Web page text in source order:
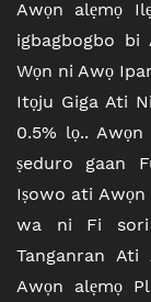
Awọn alẹmọ
igbagbogbo
Wọn ni Awọ
Itọju Giga Ati
0.5% lọ..
ṣeduro gaan
Iṣowo ati Awọn
wa ni Fi sori
Tanganran
Awọn alẹmọ